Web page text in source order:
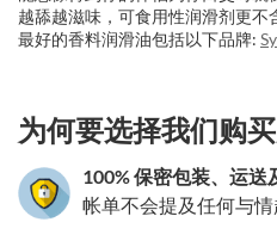
越舔越滋味，可食用性润滑剂更不
最好的香料润滑油包括以下品牌:
为何要选择我们购
100% 保密包装、运送
帐单不会提及任何与